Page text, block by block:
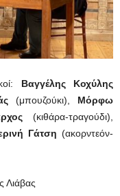
Βαγγέλης Κοχύλης
(μπουζούκι), Μόρφω
(κιθάρα-τραγούδι),
Γάτση (ακορντεόν-
Λιάβας